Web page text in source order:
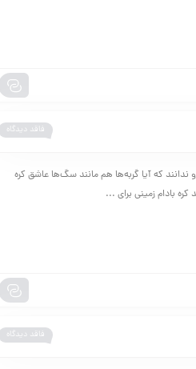
فاقد دیدگاه
ندانند که آیا گربه‌ها هم مانند سگ‌ها عاشق کره
بادام زمینی برای ...
فاقد دیدگاه